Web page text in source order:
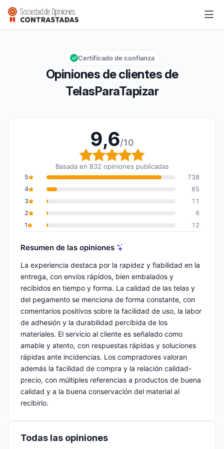
TelasParaTapizar
Calificación global: 9,6 de 10
9,6/10
Opiniones de clientes de
TelasParaTapizar
Certificado de confianza
9,6/10
Calificación global: 9,6
Basada en 832 opiniones publicadas
5
738
4
65
3
11
2
6
1
12
Resumen de las opiniones
La experiencia destaca por la rapidez y fiabilidad en la
entrega, con envíos rápidos, bien embalados y
recibidos en tiempo y forma. La calidad de las telas y
del pegamento se menciona de forma constante, con
comentarios positivos sobre la facilidad de uso, la labor
de adhesión y la durabilidad percibida de los
materiales. El servicio al cliente es señalado como
amable y atento, con respuestas rápidas y soluciones
rápidas ante incidencias. Los compradores valoran
además la facilidad de compra y la relación calidad-
precio, con múltiples referencias a productos de buena
calidad y a la buena conservación del material al
recibirlo.
Todas las opiniones